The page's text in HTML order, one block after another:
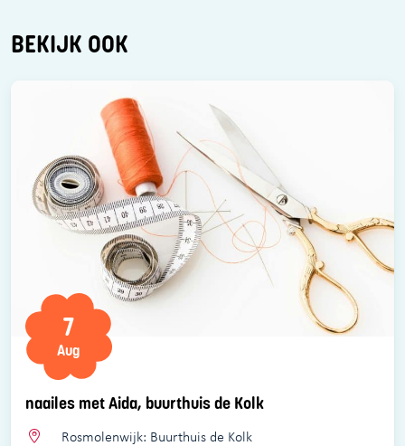
BEKIJK OOK
naailes met Aida, buurthuis de Kolk
7
Aug
Rosmolenwijk: Buurthuis de Kolk